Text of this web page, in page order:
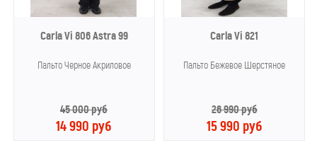
Carla Vi 806 Astra 99
Пальто Черное Акриловое
45 000 руб
14 990 руб
Carla Vi 821
Пальто Бежевое Шерстяное
26 990 руб
15 990 руб